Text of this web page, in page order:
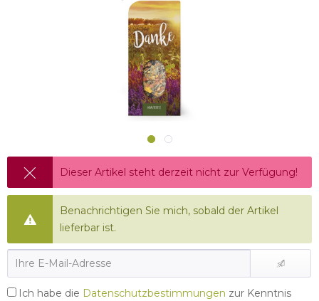
Dieser Artikel steht derzeit nicht zur Verfügung!
Benachrichtigen Sie mich, sobald der Artikel
lieferbar ist.
Ich habe die Datenschutzbestimmungen zur Kenntnis